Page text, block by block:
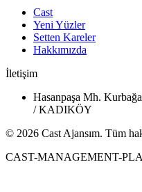
Cast
Yeni Yüzler
Setten Kareler
Hakkımızda
İletişim
Hasanpaşa Mh.
/ KADIKÖY
© 2026 Cast Ajansım. Tüm
CAST-MANAGEMENT-